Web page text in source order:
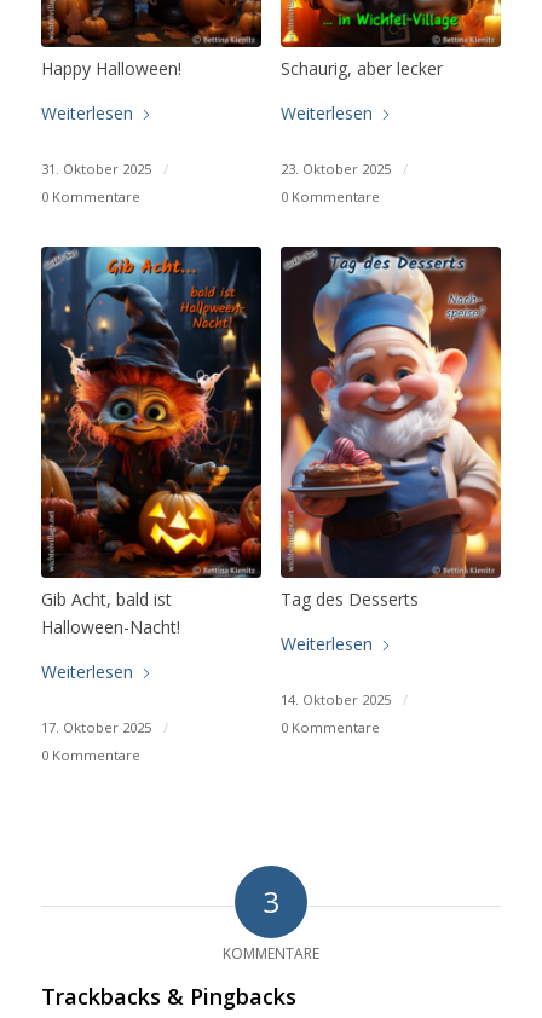
Happy Halloween!
Weiterlesen
31. Oktober 2025
/
0 Kommentare
Schaurig, aber lecker
Weiterlesen
23. Oktober 2025
/
0 Kommentare
Gib Acht, bald ist
Halloween-Nacht!
Weiterlesen
17. Oktober 2025
/
0 Kommentare
Tag des Desserts
Weiterlesen
14. Oktober 2025
/
0 Kommentare
3
KOMMENTARE
Trackbacks & Pingbacks